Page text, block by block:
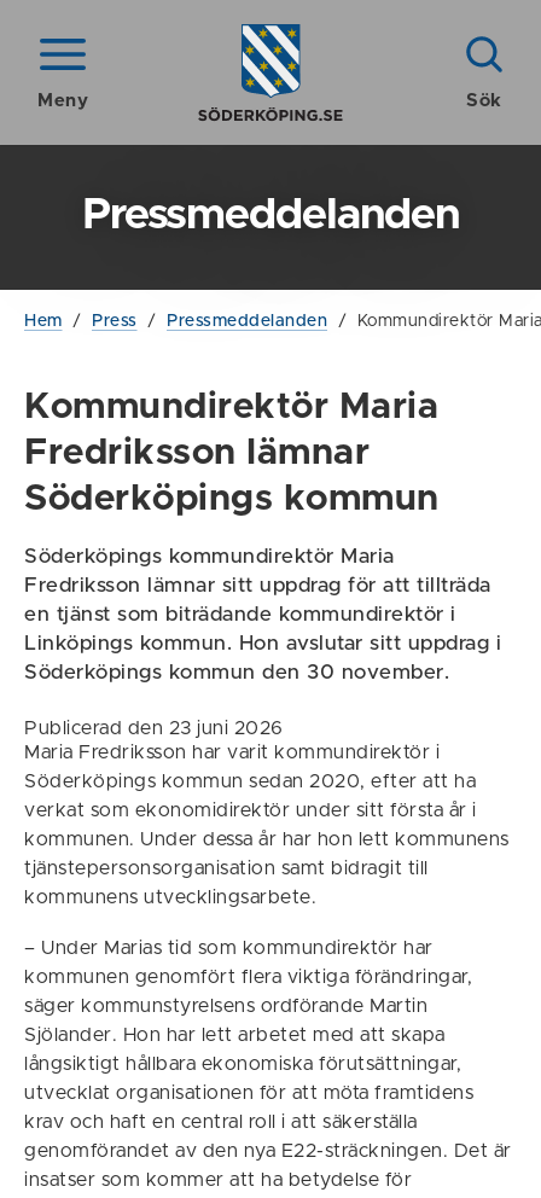
Meny Sök
Pressmeddelanden
Hem / Press / Pressmeddelanden / Kommundirektör
Kommundirektör Maria
Fredriksson lämnar
Söderköpings kommun
Söderköpings kommundirektör Maria
Fredriksson lämnar sitt uppdrag för att tillträda
en tjänst som biträdande kommundirektör i
Linköpings kommun. Hon avslutar sitt uppdrag i
Söderköpings kommun den 30 november.
Publicerad den 23 juni 2026
Maria Fredriksson har varit kommundirektör i
Söderköpings kommun sedan 2020, efter att ha
verkat som ekonomidirektör under sitt första år i
kommunen. Under dessa år har hon lett kommunens
tjänstepersonsorganisation samt bidragit till
kommunens utvecklingsarbete.
– Under Marias tid som kommundirektör har
kommunen genomfört flera viktiga förändringar,
säger kommunstyrelsens ordförande Martin
Sjölander. Hon har lett arbetet med att skapa
långsiktigt hållbara ekonomiska förutsättningar,
utvecklat organisationen för att möta framtidens
krav och haft en central roll i att säkerställa
genomförandet av den nya E22-sträckningen. Det är
insatser som kommer att ha betydelse för